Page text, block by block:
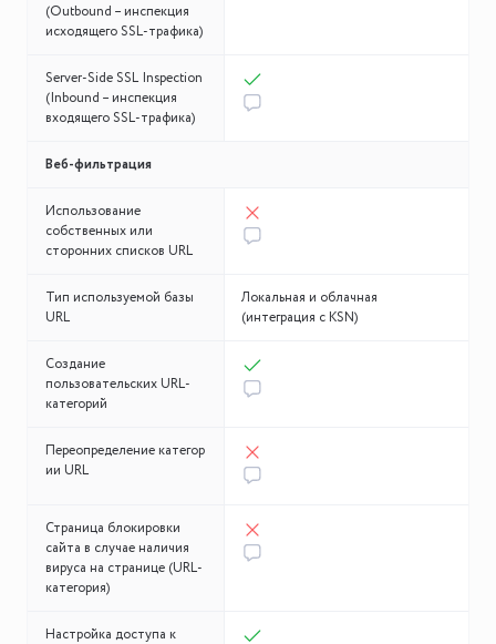
(Outbound – инспекция
исходящего SSL-трафика)
Server-Side SSL Inspection
(Inbound – инспекция
входящего SSL-трафика)
Веб-фильтрация
Использование
собственных или
сторонних списков URL
Тип используемой базы
URL
Локальная и облачная
(интеграция с KSN)
Создание
пользовательских URL-
категорий
Переопределение категор
ии URL
Страница блокировки
сайта в случае наличия
вируса на странице (URL-
категория)
Настройка доступа к